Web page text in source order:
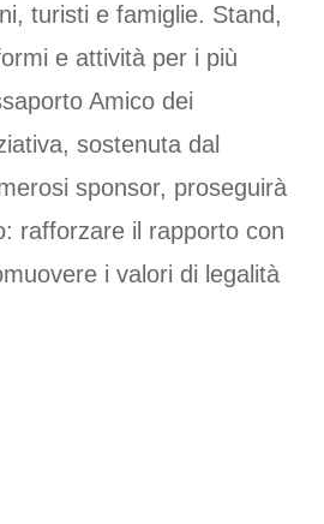
turisti e famiglie. Stand,
e attività per i più
Amico dei
sostenuta dal
sponsor, proseguirà
rafforzare il rapporto con
i valori di legalità